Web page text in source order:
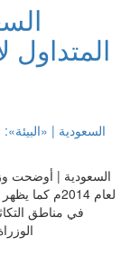
السعودية | أوضحت
لعام 2014م
في مناطق